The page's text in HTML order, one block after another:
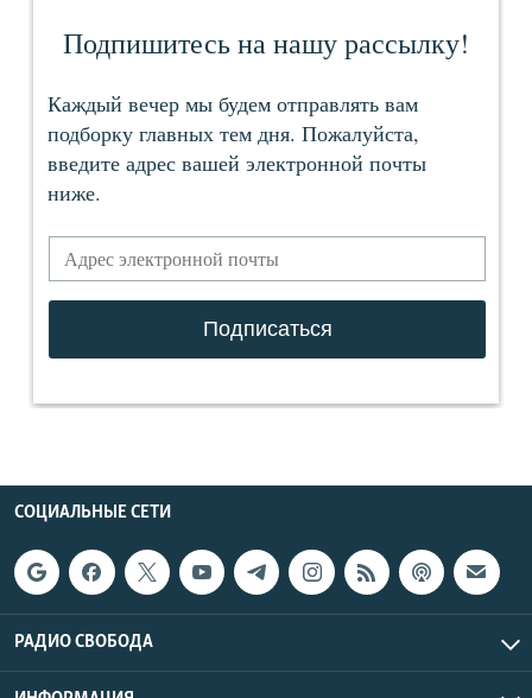
СОЦИАЛЬНЫЕ СЕТИ
РАДИО СВОБОДА